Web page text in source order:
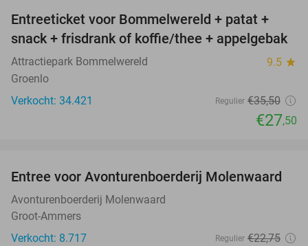
23%
Entreeticket voor Bommelwereld + patat +
snack + frisdrank of koffie/thee + appelgebak
Attractiepark Bommelwereld 9.5 star
Groenlo
Verkocht: 34.421
Regulier €35,50
€27,50
27%
Entree voor Avonturenboerderij Molenwaard
Avonturenboerderij Molenwaard
Groot-Ammers
Verkocht: 8.717
Regulier €22,75